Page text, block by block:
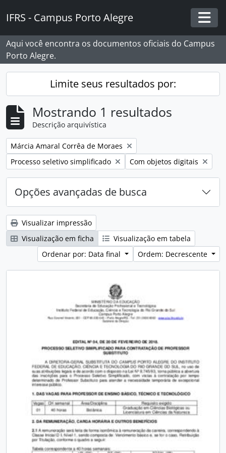
IFRS - Campus Porto Alegre
Aqui você encontra os documentos oficiais do Campus
Porto Alegre.
Limite seus resultados por:
Mostrando 1 resultados
Descrição arquivística
Remover filtro:
Márcia Amaral Corrêa de Moraes
Remover filtro:
Processo seletivo simplificado Remover filtro:
Com objetos digitais
Opções avançadas de busca
Visualizar impressão
Visualização em ficha
Visualização em tabela
Ordenar por: Data final
Ordem: Decrescente